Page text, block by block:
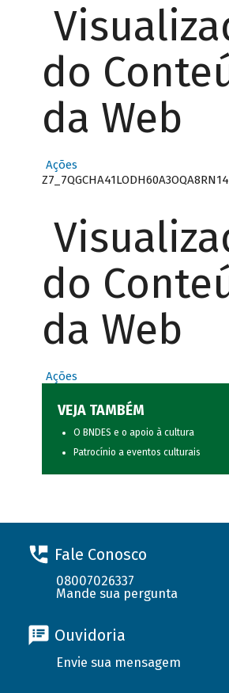
do
da Web
Ações
do
da Web
Ações
VEJA TAMBÉM
O BNDES e o apoio à cultura
Patrocínio a eventos culturais
Fale Conosco
08007026337
Mande sua pergunta
Ouvidoria
Envie sua mensagem